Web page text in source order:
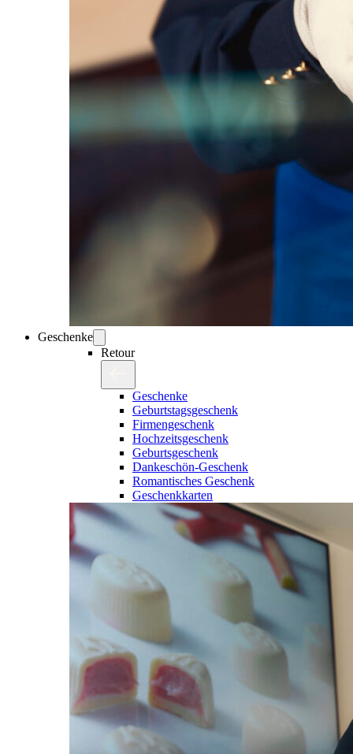
Geschenke
Retour
Geschenke
Geburtstagsgeschenk
Firmengeschenk
Hochzeitsgeschenk
Geburtsgeschenk
Dankeschön-Geschenk
Romantisches Geschenk
Geschenkkarten